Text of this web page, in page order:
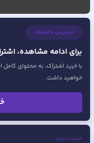
دسترسی با اشتراک
برای ادامه مشاهده،
با خرید اشتراک، به محتوای
خواهید داشت.
فهرست دوره